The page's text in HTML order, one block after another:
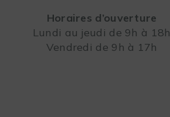
Horaires d’ouverture
Lundi au jeudi de 9h à 18h
Vendredi de 9h à 17h